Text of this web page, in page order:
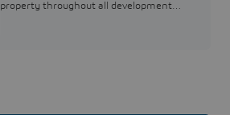
property throughout all development